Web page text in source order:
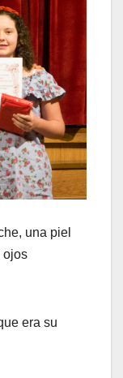
una piel
ojos
era su